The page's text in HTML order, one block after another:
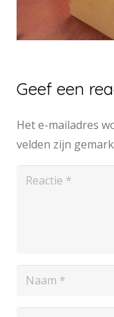
Geef een
Het e-mailadres
velden zijn